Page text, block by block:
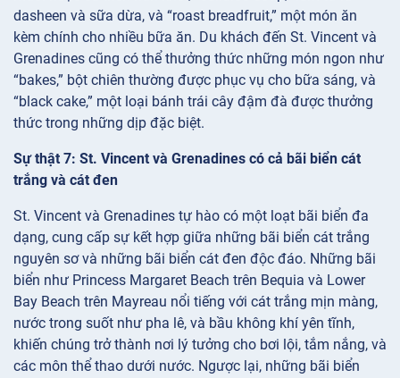
dasheen và sữa dừa, và “roast breadfruit,” một món ăn
kèm chính cho nhiều bữa ăn. Du khách đến St. Vincent và
Grenadines cũng có thể thưởng thức những món ngon như
“bakes,” bột chiên thường được phục vụ cho bữa sáng, và
“black cake,” một loại bánh trái cây đậm đà được thưởng
thức trong những dịp đặc biệt.
Sự thật 7: St. Vincent và Grenadines có cả bãi biển cát
trắng và cát đen
St. Vincent và Grenadines tự hào có một loạt bãi biển đa
dạng, cung cấp sự kết hợp giữa những bãi biển cát trắng
nguyên sơ và những bãi biển cát đen độc đáo. Những bãi
biển như Princess Margaret Beach trên Bequia và Lower
Bay Beach trên Mayreau nổi tiếng với cát trắng mịn màng,
nước trong suốt như pha lê, và bầu không khí yên tĩnh,
khiến chúng trở thành nơi lý tưởng cho bơi lội, tắm nắng, và
các môn thể thao dưới nước. Ngược lại, những bãi biển